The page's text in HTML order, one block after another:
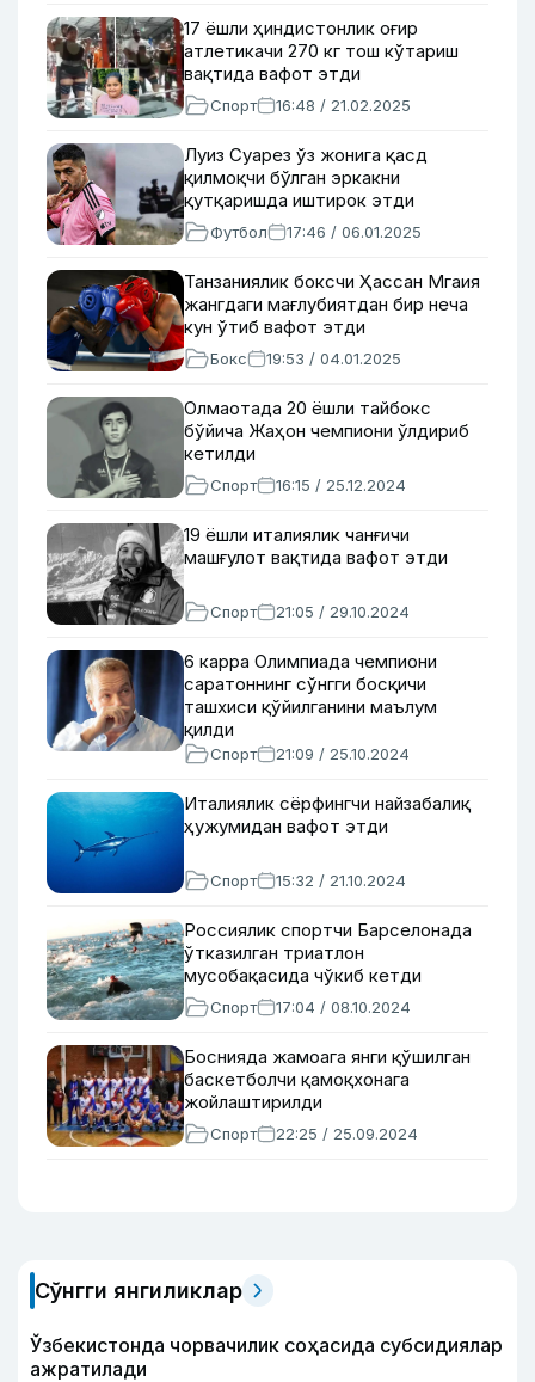
17 ёшли ҳиндистонлик оғир
атлетикачи 270 кг тош кўтариш
вақтида вафот этди
Спорт 16:48 / 21.02.2025
Луиз Суарез ўз жонига қасд
қилмоқчи бўлган эркакни
қутқаришда иштирок этди
Футбол 17:46 / 06.01.2025
Танзаниялик боксчи Ҳассан Мгаия
жангдаги мағлубиятдан бир неча
кун ўтиб вафот этди
Бокс 19:53 / 04.01.2025
Олмаотада 20 ёшли тайбокс
бўйича Жаҳон чемпиони ўлдириб
кетилди
Спорт 16:15 / 25.12.2024
19 ёшли италиялик чанғичи
машғулот вақтида вафот этди
Спорт 21:05 / 29.10.2024
6 карра Олимпиада чемпиони
саратоннинг сўнгги босқичи
ташхиси қўйилганини маълум
қилди
Спорт 21:09 / 25.10.2024
Италиялик сёрфингчи найзабалиқ
ҳужумидан вафот этди
Спорт 15:32 / 21.10.2024
Россиялик спортчи Барселонада
ўтказилган триатлон
мусобақасида чўкиб кетди
Спорт 17:04 / 08.10.2024
Боснияда жамоага янги қўшилган
баскетболчи қамоқхонага
жойлаштирилди
Спорт 22:25 / 25.09.2024
Сўнгги янгиликлар
Ўзбекистонда чорвачилик соҳасида субсидиялар
ажратилади